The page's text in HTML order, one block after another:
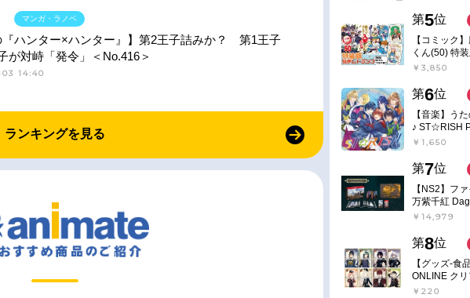
『ハンター×ハンター』】第2王子詰みか？ 第1王子
が対峙「発令」＜No.416＞
14:40
マンガ・ラノベ
ランキングを見る
第5位
【コミック
くん(50) 特
￥3,850
第6位
【音楽】う
♪ ST☆RISH
￥1,650
第7位
【NS2】フ
万紫千紅
￥14,979
第8位
【グッズ-食
ONLINE ク
ンガム
￥220